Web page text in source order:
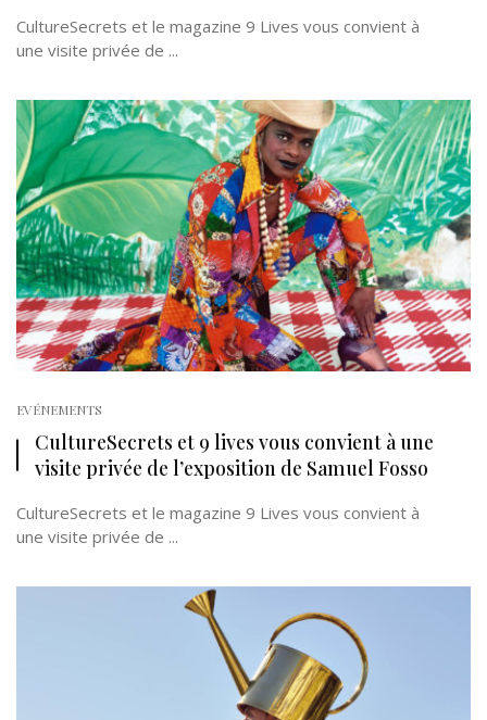
CultureSecrets et le magazine 9 Lives vous convient à
une visite privée de ...
EVÉNEMENTS
CultureSecrets et 9 lives vous convient à une
visite privée de l’exposition de Samuel Fosso
CultureSecrets et le magazine 9 Lives vous convient à
une visite privée de ...